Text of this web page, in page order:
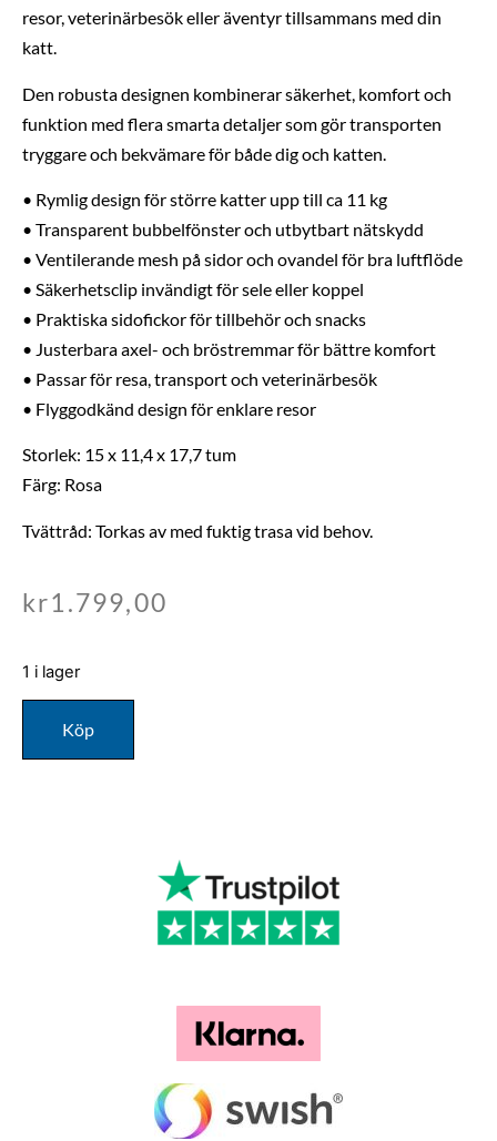
resor, veterinärbesök eller äventyr tillsammans med din
katt.
Den robusta designen kombinerar säkerhet, komfort och
funktion med flera smarta detaljer som gör transporten
tryggare och bekvämare för både dig och katten.
• Rymlig design för större katter upp till ca 11 kg
• Transparent bubbelfönster och utbytbart nätskydd
• Ventilerande mesh på sidor och ovandel för bra luftflöde
• Säkerhetsclip invändigt för sele eller koppel
• Praktiska sidofickor för tillbehör och snacks
• Justerbara axel- och bröstremmar för bättre komfort
• Passar för resa, transport och veterinärbesök
• Flyggodkänd design för enklare resor
Storlek: 15 x 11,4 x 17,7 tum
Färg: Rosa
Tvättråd: Torkas av med fuktig trasa vid behov.
kr1.799,00
1 i lager
Köp